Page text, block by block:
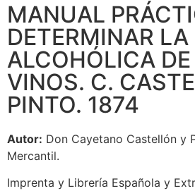
MANUAL
DETERMINAR
ALCOHÓLICA DE
VINOS. C.
PINTO. 1874
Autor: Don Cayetano Castellón y
Mercantil.
Imprenta y Librería Española y